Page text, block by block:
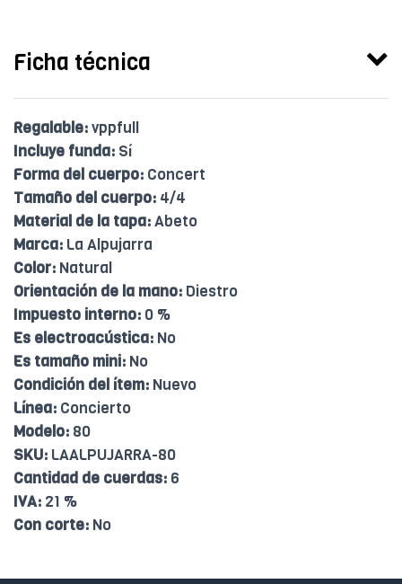
Ficha técnica
Regalable:vppfull
Incluye funda: Sí
Forma del cuerpo: Concert
Tamaño del cuerpo: 4/4
Material de la tapa:Abeto
Marca: La Alpujarra
Color: Natural
Orientación de la mano: Diestro
Impuesto interno: 0 %
Es electroacústica: No
Es tamaño mini: No
Condición del ítem: Nuevo
Línea: Concierto
Modelo: 80
SKU: LAALPUJARRA-80
Cantidad de cuerdas: 6
IVA: 21 %
Con corte: No